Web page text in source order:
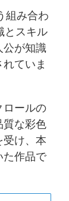
組み合わ
とスキル
が知識
ていま
ロールの
質な彩色
受け、本
た作品で